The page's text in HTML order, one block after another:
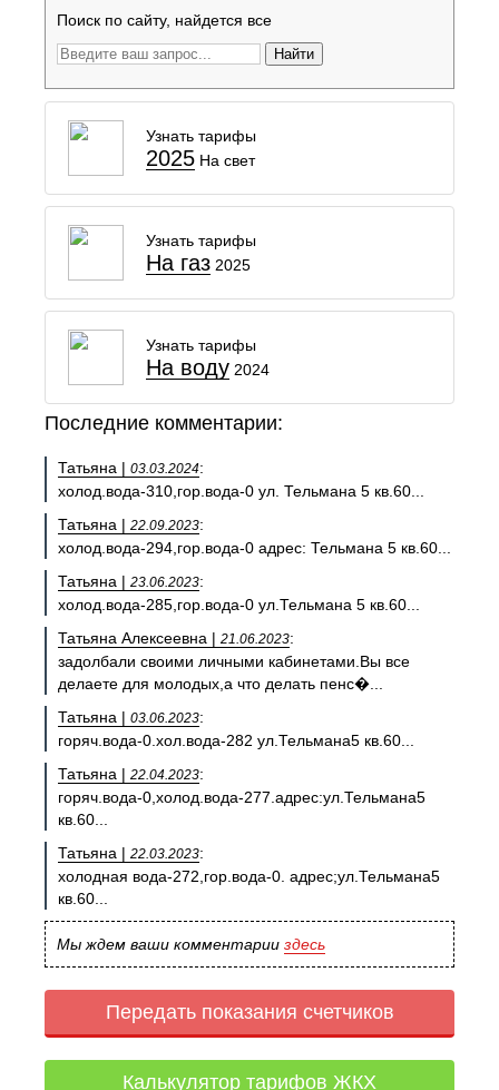
Поиск по сайту, найдется все
Найти
Узнать тарифы
2025 На свет
Узнать тарифы
На газ 2025
Узнать тарифы
На воду 2024
Последние комментарии:
Татьяна | 03.03.2024:
холод.вода-310,гор.вода-0 ул. Тельмана 5 кв.60...
Татьяна | 22.09.2023:
холод.вода-294,гор.вода-0 адрес: Тельмана 5 кв.60...
Татьяна | 23.06.2023:
холод.вода-285,гор.вода-0 ул.Тельмана 5 кв.60...
Татьяна Алексеевна | 21.06.2023:
задолбали своими личными кабинетами.Вы все
делаете для молодых,а что делать пенс�...
Татьяна | 03.06.2023:
горяч.вода-0.хол.вода-282 ул.Тельмана5 кв.60...
Татьяна | 22.04.2023:
горяч.вода-0,холод.вода-277.адрес:ул.Тельмана5
кв.60...
Татьяна | 22.03.2023:
холодная вода-272,гор.вода-0. адрес;ул.Тельмана5
кв.60...
Мы ждем ваши комментарии здесь
Передать показания счетчиков
Калькулятор тарифов ЖКХ